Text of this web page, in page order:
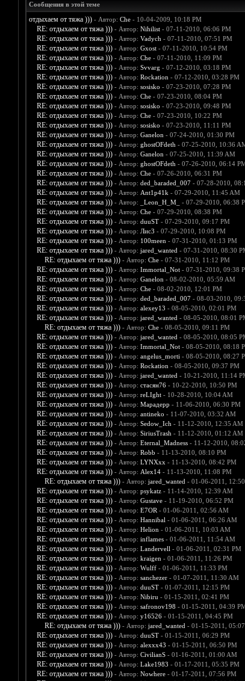
Сообщения в этой теме
отдыхаем от тяжа ))) - Автор: Che- 10-04-2009, 10:18 PM
RE: отдыхаем от тяжа ))) - Автор: Nihilist- 07-11-2010, 06:06 PM
RE: отдыхаем от тяжа ))) - Автор: Vadych - 07-11-2010, 07:51 PM
RE: отдыхаем от тяжа ))) - Автор: Gxost- 07-11-2010, 10:54 PM
RE: отдыхаем от тяжа ))) - Автор: Che- 07-11-2010, 11:09 PM
RE: отдыхаем от тяжа ))) - Автор: Svvarg - 07-12-2010, 03:18 PM
RE: отдыхаем от тяжа ))) - Автор: Rockation - 07-12-2010, 03:28 PM
RE: отдыхаем от тяжа ))) - Автор: sosisko - 07-23-2010, 07:28 PM
RE: отдыхаем от тяжа ))) - Автор: Che- 07-23-2010, 08:04 PM
RE: отдыхаем от тяжа ))) - Автор: sosisko - 07-23-2010, 09:48 PM
RE: отдыхаем от тяжа ))) - Автор: Che- 07-23-2010, 10:22 PM
RE: отдыхаем от тяжа ))) - Автор: sosisko - 07-23-2010, 11:11 PM
RE: отдыхаем от тяжа ))) - Автор: Ganelon - 07-24-2010, 01:30 PM
RE: отдыхаем от тяжа ))) - Автор: ghostOFdeth - 07-25-2010, 10:36
RE: отдыхаем от тяжа ))) - Автор: Ganelon - 07-25-2010, 11:39 AM
RE: отдыхаем от тяжа ))) - Автор: ghostOFdeth - 07-26-2010, 06:14
RE: отдыхаем от тяжа ))) - Автор: Che- 07-26-2010, 06:31 PM
RE: отдыхаем от тяжа ))) - Автор: ded_baraded_007- 07-28-2010,
RE: отдыхаем от тяжа ))) - Автор: Ant1p41k - 07-29-2010, 11:45 AM
RE: отдыхаем от тяжа ))) - Автор: _Leon_H_M_ - 07-29-2010, 06:38
RE: отдыхаем от тяжа ))) - Автор: Che- 07-29-2010, 08:38 PM
RE: отдыхаем от тяжа ))) - Автор: duuST- 07-29-2010, 09:17 PM
RE: отдыхаем от тяжа ))) - Автор: Лис3 - 07-29-2010, 10:08 PM
RE: отдыхаем от тяжа ))) - Автор: 100meen - 07-31-2010, 01:13 PM
RE: отдыхаем от тяжа ))) - Автор: jared_wanted - 07-31-2010, 08:30
RE: отдыхаем от тяжа ))) - Автор: Che- 07-31-2010, 11:12 PM
RE: отдыхаем от тяжа ))) - Автор: Immortal_Not- 07-31-2010, 09:38
RE: отдыхаем от тяжа ))) - Автор: Ganelon - 08-02-2010, 05:59 AM
RE: отдыхаем от тяжа ))) - Автор: Che- 08-02-2010, 12:01 PM
RE: отдыхаем от тяжа ))) - Автор: ded_baraded_007- 08-03-2010,
RE: отдыхаем от тяжа ))) - Автор: alexey13 - 08-05-2010, 02:01 PM
RE: отдыхаем от тяжа ))) - Автор: jared_wanted - 08-05-2010, 08:01
RE: отдыхаем от тяжа ))) - Автор: Che- 08-05-2010, 09:11 PM
RE: отдыхаем от тяжа ))) - Автор: jared_wanted - 08-05-2010, 08:05
RE: отдыхаем от тяжа ))) - Автор: Immortal_Not- 08-05-2010, 08:18
RE: отдыхаем от тяжа ))) - Автор: angelus_morti - 08-05-2010, 08:27
RE: отдыхаем от тяжа ))) - Автор: Rockation - 08-05-2010, 09:37 PM
RE: отдыхаем от тяжа ))) - Автор: jared_wanted - 10-21-2010, 11:14
RE: отдыхаем от тяжа ))) - Автор: стасян76- 10-22-2010, 10:50 PM
RE: отдыхаем от тяжа ))) - Автор: reLIght- 10-28-2010, 10:04 AM
RE: отдыхаем от тяжа ))) - Автор: Марадерр - 11-06-2010, 06:30 PM
RE: отдыхаем от тяжа ))) - Автор: antineko - 11-07-2010, 03:32 AM
RE: отдыхаем от тяжа ))) - Автор: Sedow_Ich - 11-12-2010, 12:35 AM
RE: отдыхаем от тяжа ))) - Автор: SiriusTrash - 11-12-2010, 01:12 AM
RE: отдыхаем от тяжа ))) - Автор: Eternal_Madness- 11-12-2010,
RE: отдыхаем от тяжа ))) - Автор: Robb - 11-13-2010, 08:10 PM
RE: отдыхаем от тяжа ))) - Автор: LYNXxx - 11-13-2010, 08:42 PM
RE: отдыхаем от тяжа ))) - Автор: Alex14- 11-13-2010, 11:08 PM
RE: отдыхаем от тяжа ))) - Автор: jared_wanted - 01-06-2011,
RE: отдыхаем от тяжа ))) - Автор: psykatz- 11-14-2010, 12:39 AM
RE: отдыхаем от тяжа ))) - Автор: Gustave- 11-19-2010, 06:52 PM
RE: отдыхаем от тяжа ))) - Автор: E7OR - 01-06-2011, 02:56 AM
RE: отдыхаем от тяжа ))) - Автор: Hannibal - 01-06-2011, 06:26 AM
RE: отдыхаем от тяжа ))) - Автор: Helion - 01-06-2011, 10:03 AM
RE: отдыхаем от тяжа ))) - Автор: inflames- 01-06-2011, 11:54 AM
RE: отдыхаем от тяжа ))) - Автор: Landervell - 01-06-2011, 02:31 PM
RE: отдыхаем от тяжа ))) - Автор: kraigen - 01-06-2011, 11:26 PM
RE: отдыхаем от тяжа ))) - Автор: Wulff- 01-06-2011, 11:33 PM
RE: отдыхаем от тяжа ))) - Автор: sanchezer- 01-07-2011, 11:30 AM
RE: отдыхаем от тяжа ))) - Автор: duuST- 01-07-2011, 12:15 PM
RE: отдыхаем от тяжа ))) - Автор: Nibiru - 01-15-2011, 02:41 PM
RE: отдыхаем от тяжа ))) - Автор: safronov198 - 01-15-2011, 04:39
RE: отдыхаем от тяжа ))) - Автор: y16526- 01-15-2011, 04:45 PM
RE: отдыхаем от тяжа ))) - Автор: jared_wanted - 01-15-2011,
RE: отдыхаем от тяжа ))) - Автор: duuST- 01-15-2011, 06:29 PM
RE: отдыхаем от тяжа ))) - Автор: alexxx43 - 01-15-2011, 06:50 PM
RE: отдыхаем от тяжа ))) - Автор: CivilianS- 01-16-2011, 01:00 AM
RE: отдыхаем от тяжа ))) - Автор: Lake1983 - 01-17-2011, 05:35 PM
RE: отдыхаем от тяжа ))) - Автор: Nowhere- 01-17-2011, 07:56 PM